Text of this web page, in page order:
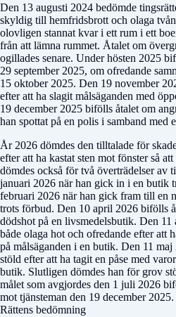
Den 13 augusti 2024 bedömde
skyldig till hemfridsbrott och olaga
olovligen stannat kvar i ett rum i ett
från att lämna rummet. Åtalet om
ogillades senare. Under hösten 2025
29 september 2025, om ofredande
15 oktober 2025. Den 19 november
efter att ha slagit målsäganden med
19 december 2025 bifölls åtalet om
han spottat på en polis i samband med
År 2026 dömdes den tilltalade för
efter att ha kastat sten mot fönster så
dömdes också för två överträdelser av
januari 2026 när han gick in i en butik
februari 2026 när han gick fram till en
trots förbud. Den 10 april 2026 bifölls
dödshot på en livsmedelsbutik. Den
både olaga hot och ofredande efter att
på målsäganden i en butik. Den 11
stöld efter att ha tagit en påse med
butik. Slutligen dömdes han för grov
målet som avgjordes den 1 juli 2026
mot tjänsteman den 19 december 2025.
Rättens bedömning